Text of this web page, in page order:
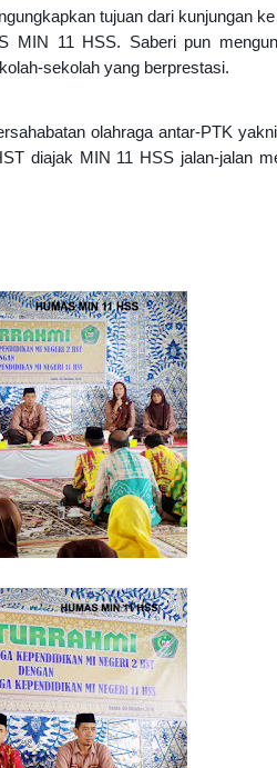
tujuan dari kunjungan
MIN 11 HSS. Saberi pun
sekolah yang berprestasi.
olahraga antar-PTK
diajak MIN 11 HSS jalan-jalan